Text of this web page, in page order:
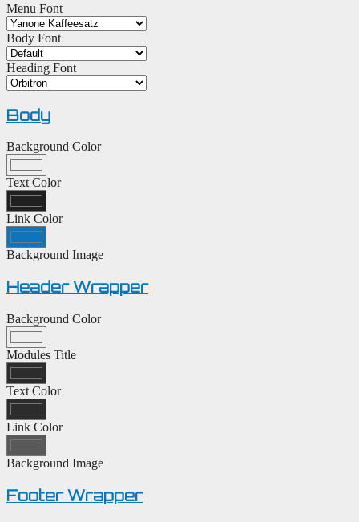
Menu Font
Body Font
Heading Font
Body
Background Color
Text Color
Link Color
Background Image
Header Wrapper
Background Color
Modules Title
Text Color
Link Color
Background Image
Footer Wrapper